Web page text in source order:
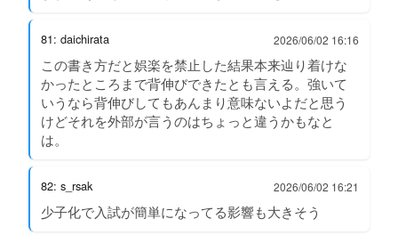
81: daichirata 2026/06/02 16:16
この書き方だと娯楽を禁止した結果本来辿り着けな
かったところまで背伸びできたとも言える。強いて
いうなら背伸びしてもあんまり意味ないよだと思う
けどそれを外部が言うのはちょっと違うかもなと
は。
82: s_rsak 2026/06/02 16:21
少子化で入試が簡単になってる影響も大きそう